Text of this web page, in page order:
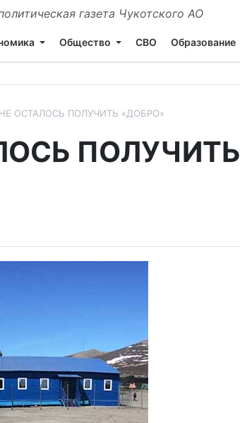
газета Чукотского АО
Общество СВО Образование
ОСТАЛОСЬ ПОЛУЧИТЬ «ДОБРО»
ПОЛУЧИТЬ